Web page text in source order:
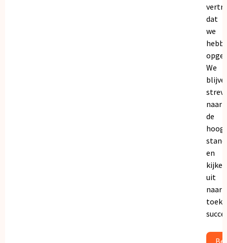
dat
we
We
naar
de
en
kijken
uit
naar